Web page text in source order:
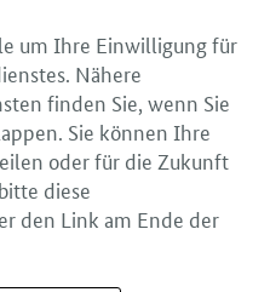
um Ihre Einwilligung für
Nähere
finden Sie, wenn Sie
Sie können Ihre
oder für die Zukunft
diese
den Link am Ende der